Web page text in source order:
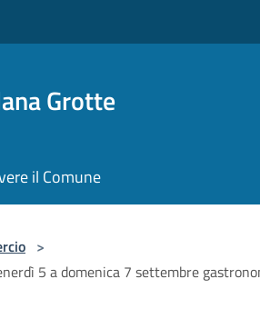
Grotte
il Comune
>
5 a domenica 7 settembre